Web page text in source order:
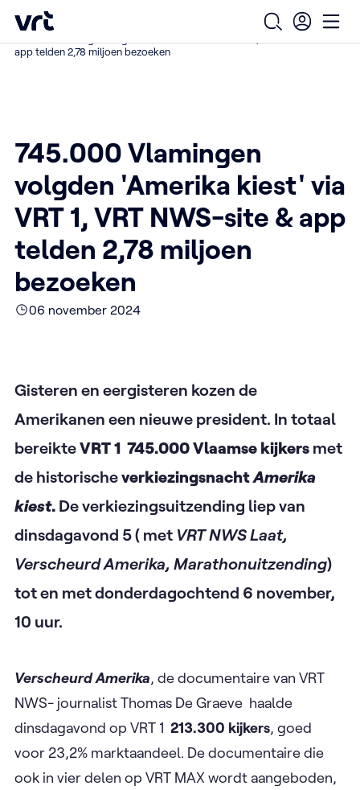
Ga naar de hoofdinhoud
VRT (home)
Open
Home /
app telden 2,78 miljoen bezoeken
745.000 Vlamingen
volgden 'Amerika kiest' via
VRT 1, VRT NWS-site & app
telden 2,78 miljoen
bezoeken
06 november 2024
Gisteren en eergisteren kozen de
Amerikanen een nieuwe president. In totaal
bereikteVRT 1 ​ 745.000 Vlaamse kijkers met
de historischeverkiezingsnachtAmerika
kiest. De verkiezingsuitzending liep van
dinsdagavond 5 ( met VRT NWS Laat,
Verscheurd Amerika, Marathonuitzending)
tot en met donderdagochtend 6 november,
10 uur.
Verscheurd Amerika, de documentaire van VRT
NWS- journalist Thomas De Graeve ​ haalde
dinsdagavond op VRT 1 ​ 213.300 kijkers, goed
voor 23,2% marktaandeel. De documentaire die
ook in vier delen op VRT MAX wordt aangeboden,